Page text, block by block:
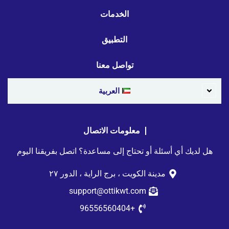
الخدمات
التطبيق
تواصل معنا
العربية
معلومات الاتصال
هل لديك أي أسئلة أو تحتاج إلى مساعدة؟ اتصل بفريقنا اليوم
مدينة الكويت ، برج الراية ، الدور ٢٧
support@ottikwt.com
+96556560404